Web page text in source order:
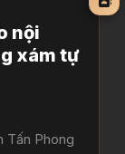
nội
xám tự
Tấn Phong